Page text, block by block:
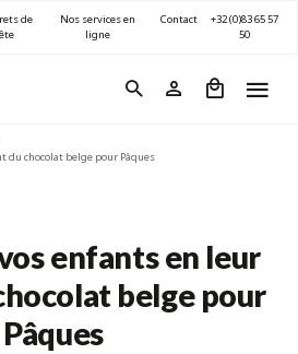
Nos services en
ligne
Contact
+32 (0)83 65 57
50
de
du chocolat belge pour Pâques
enfants en leur
belge pour
Pâques